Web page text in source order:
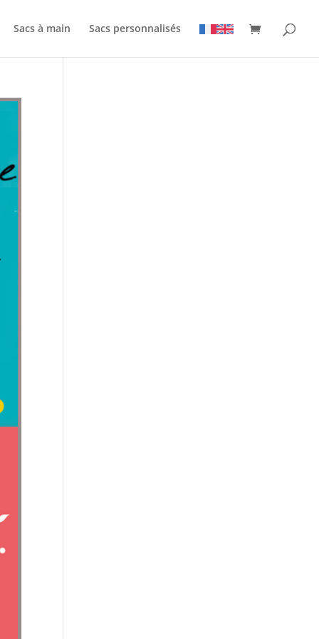
Sacs à main Sacs personnalisés